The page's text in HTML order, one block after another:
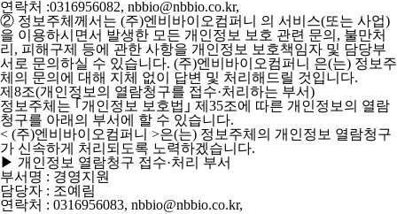
연락처 :0316956082, nbbio@nbbio.co.kr,
② 정보주체께서는 (주)엔비바이오컴퍼니 의 서비스(또는 사업)
을 이용하시면서 발생한 모든 개인정보 보호 관련 문의, 불만처
리, 피해구제 등에 관한 사항을 개인정보 보호책임자 및 담당부
서로 문의하실 수 있습니다. (주)엔비바이오컴퍼니 은(는) 정보주
체의 문의에 대해 지체 없이 답변 및 처리해드릴 것입니다.
제8조(개인정보의 열람청구를 접수·처리하는 부서)
정보주체는 ｢개인정보 보호법｣ 제35조에 따른 개인정보의 열람
청구를 아래의 부서에 할 수 있습니다.
< (주)엔비바이오컴퍼니 >은(는) 정보주체의 개인정보 열람청구
가 신속하게 처리되도록 노력하겠습니다.
▶ 개인정보 열람청구 접수·처리 부서
부서명 : 경영지원
담당자 : 조예림
연락처 : 0316956083, nbbio@nbbio.co.kr,